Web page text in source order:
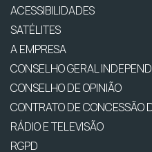
ACESSIBILIDADES
SATÉLITES
A EMPRESA
CONSELHO GERAL
CONSELHO DE OPINIÃO
CONTRATO DE CONCESSÃO
RÁDIO E TELEVISÃO
RGPD